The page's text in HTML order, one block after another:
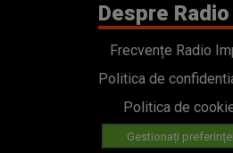
Despre
Frecvențe Radio
Politica de
Politica de
Gestionați